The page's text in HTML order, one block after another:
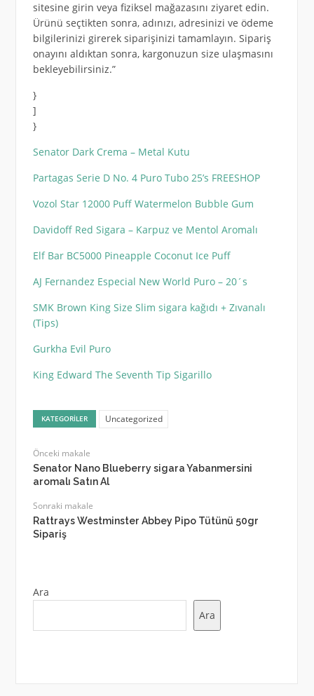
sitesine girin veya fiziksel mağazasını ziyaret edin.
Ürünü seçtikten sonra, adınızı, adresinizi ve ödeme
bilgilerinizi girerek siparişinizi tamamlayın. Sipariş
onayını aldıktan sonra, kargonuzun size ulaşmasını
bekleyebilirsiniz.”
}
]
}
Senator Dark Crema – Metal Kutu
Partagas Serie D No. 4 Puro Tubo 25’s FREESHOP
Vozol Star 12000 Puff Watermelon Bubble Gum
Davidoff Red Sigara – Karpuz ve Mentol Aromalı
Elf Bar BC5000 Pineapple Coconut Ice Puff
AJ Fernandez Especial New World Puro – 20´s
SMK Brown King Size Slim sigara kağıdı + Zıvanalı
(Tips)
Gurkha Evil Puro
King Edward The Seventh Tip Sigarillo
KATEGORILER Uncategorized
Önceki makale
Senator Nano Blueberry sigara Yabanmersini
aromalı Satın Al
Sonraki makale
Rattrays Westminster Abbey Pipo Tütünü 50gr
Sipariş
Ara
Ara